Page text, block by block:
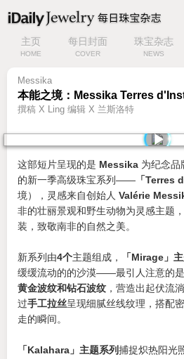
主页
HOME
每日封面
COVER
珠宝杂志
NEWS
Messika
本能之境：Messika Terres
撰稿 X Ling 编辑 X 兰斯洛特
这部短片呈现的是 Messika 为纪念品
的新一季高级珠宝系列—— 「Terres
境），灵感来自创始人 Valérie
非的壮丽景观和野生动物为灵感主题
装，致敬南非的自然之美。
新系列由4个主题组成， 「Mirage」
缓缓流动的的沙漠——最引人注意的
黄金波纹和钻石波纹 ，营造出起伏流
过手工拉丝呈现细腻丝线纹理，搭配
走的瞬间。
「Kalahara」主题系列捕捉炽热阳光